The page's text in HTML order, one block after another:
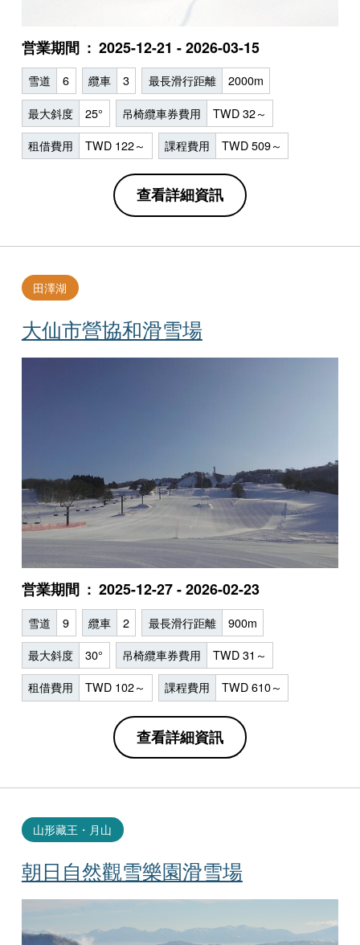
営業期間 2025-12-21 - 2026-03-15
雪道 6 纜車 3 最長滑行距離 2000m
最大斜度 25° 吊椅纜車券費用 TWD 32～
租借費用 TWD 122～ 課程費用 TWD 509～
查看詳細資訊
大仙市營協和滑雪場
田澤湖
営業期間 2025-12-27 - 2026-02-23
雪道 9 纜車 2 最長滑行距離 900m
最大斜度 30° 吊椅纜車券費用 TWD 31～
租借費用 TWD 102～ 課程費用 TWD 610～
查看詳細資訊
朝日自然觀雪樂園滑雪場
山形藏王・月山